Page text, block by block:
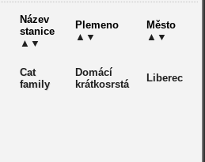
Název
stanice
▲ ▼
Plemeno
▲ ▼
Město
▲ ▼
Cat
family
Domácí
krátkosrstá
Liberec